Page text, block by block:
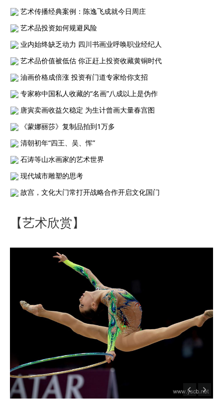
艺术传播经典案例：陈逸飞成就今日周庄
艺术品投资如何规避风险
业内始终缺乏动力 四川书画业呼唤职业经纪人
艺术品价值被低估 你正赶上投资收藏黄铜时代
油画价格成倍涨 投资有门道专家给你支招
专家称中国私人收藏的“名画”八成以上是伪作
唐寅卖画收益欠稳定 为生计曾画大量春宫图
《蒙娜丽莎》复制品拍到1万多
清朝初年“四王、吴、恽”
石涛等山水画家的艺术世界
现代城市雕塑的思考
故宫，文化大门常打开战略合作开启文化国门
【艺术欣赏】